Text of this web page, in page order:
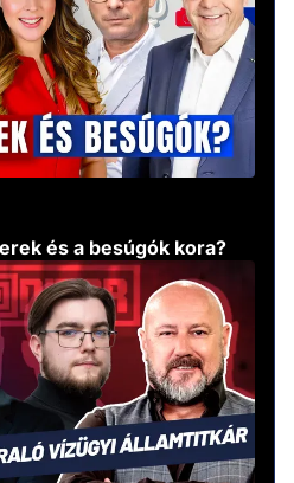
és a besúgók kora?